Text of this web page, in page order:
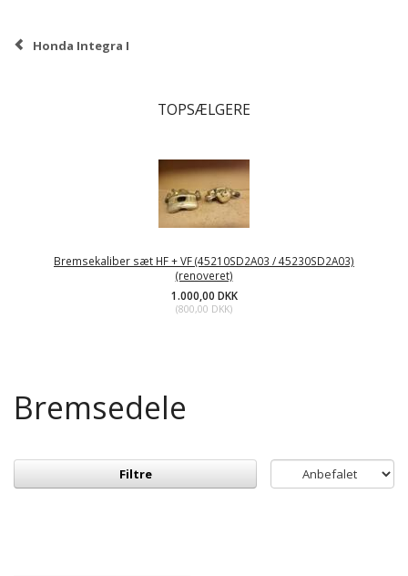
Honda Integra I
TOPSÆLGERE
Bremsekaliber sæt HF + VF (45210SD2A03 / 45230SD2A03)
(renoveret)
1.000,00 DKK
(800,00 DKK)
Bremsedele
Filtre